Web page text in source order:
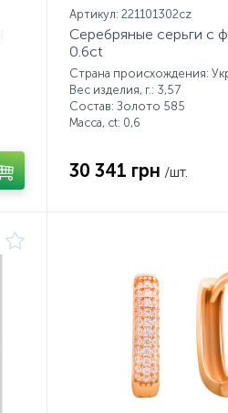
Артикул: 221101302cz
Серебряные серьги с
0.6ct
Страна происхождения:
Вес изделия, г.: 3,57
Состав: Золото 585
Масса, ct: 0,6
30 341 грн /шт.